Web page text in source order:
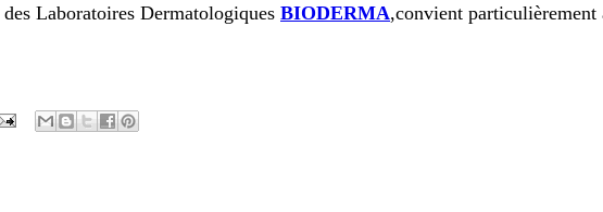
Laboratoires Dermatologiques BIODERMA,convient particulièrement